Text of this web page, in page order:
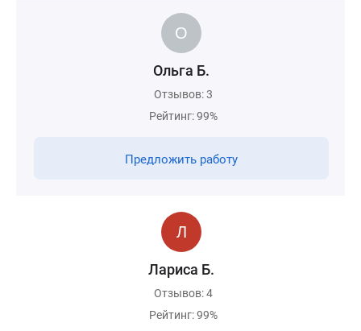
Ольга Б.
Отзывов: 3
Рейтинг: 99%
Предложить работу
Лариса Б.
Отзывов: 4
Рейтинг: 99%